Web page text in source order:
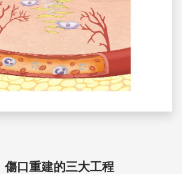
傷口重建的三大工程